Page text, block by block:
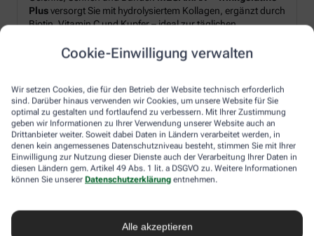
Cookie-Einwilligung verwalten
Wir setzen Cookies, die für den Betrieb der Website technisch erforderlich
sind. Darüber hinaus verwenden wir Cookies, um unsere Website für Sie
optimal zu gestalten und fortlaufend zu verbessern. Mit Ihrer Zustimmung
geben wir Informationen zu Ihrer Verwendung unserer Website auch an
Drittanbieter weiter. Soweit dabei Daten in Ländern verarbeitet werden, in
denen kein angemessenes Datenschutzniveau besteht, stimmen Sie mit Ihrer
Einwilligung zur Nutzung dieser Dienste auch der Verarbeitung Ihrer Daten in
diesen Ländern gem. Artikel 49 Abs. 1 lit. a DSGVO zu. Weitere Informationen
können Sie unserer Datenschutzerklärung entnehmen.
Alle akzeptieren
Plusversorgt Sie mit hydrolysiertem Kollagen, ergänzt durch
Biotin, Vitamin C und Kupfer – ideal zur täglichen
Produkt‑Highlights:
Hydrolysiertes Kollagen plus Biotin, Vitamin C und Kupfer
Pulverform – leicht löslich, frischer Orangen-Geschmack
Schnell angerührt: morgens oder nach dem Sport
Ihr Genussmoment:
Rühren Sie 2× täglich je 10 g Pulver in Wasser ein – für einen
erfrischendes Getränk, unkompliziert und flexibel in den